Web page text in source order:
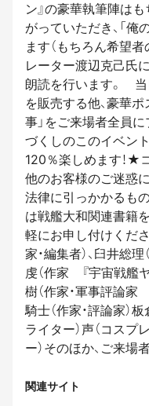
ン』の豪華執筆陣は
がっていただき、「俺
ます（もちろん希望者
レーター渡辺克己氏
朗読を行います。 当
を販売する他、豪華
事」をご来場者全員
づくしのこのイベン
120％楽しめます！★
他のお客様のご迷惑
法律に引っかかるも
は戦艦大和関連書籍
軽にお申し付けくだ
家・編集者）、臼井総
虔（作家 『宇宙戦艦
樹（作家・軍事評論
騎士（作家・評論家）
ライター）声（コスプ
ー）そのほか、ご来場
関連サイト